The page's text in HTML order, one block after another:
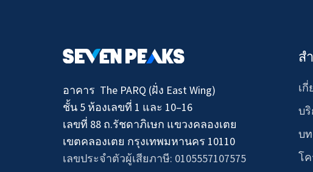
อาคาร The PARQ (ฝั่ง East Wing)
ชั้น 5 ห้องเลขที่ 1 และ 10–16
เลขที่ 88 ถ.รัชดาภิเษก แขวงคลองเตย
เขตคลองเตย กรุงเทพมหานคร 10110
เลขประจำตัวผู้เสียภาษี: 0105557107575
ส
เกี่
บ
บ
โ